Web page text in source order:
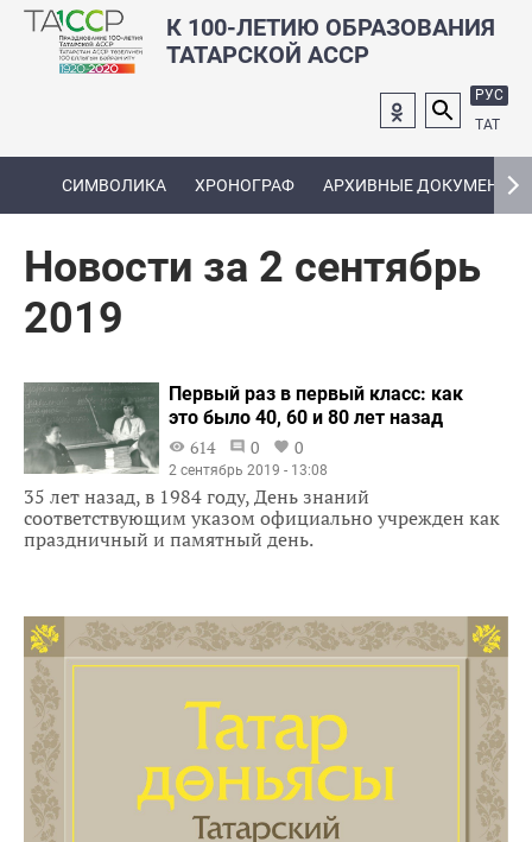
К 100-ЛЕТИЮ ОБРАЗОВАНИЯ
ТАТАРСКОЙ АССР
РУС
ТАТ
СИМВОЛИКА ХРОНОГРАФ АРХИВНЫЕ ДОКУМЕНТЫ
Новости за 2 сентябрь
2019
Первый раз в первый класс: как
это было 40, 60 и 80 лет назад
614
0 0
2 сентябрь 2019 - 13:08
35 лет назад, в 1984 году, День знаний
соответствующим указом официально учрежден как
праздничный и памятный день.